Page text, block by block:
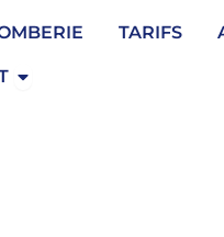
TARIFS
Ouvrir Contact